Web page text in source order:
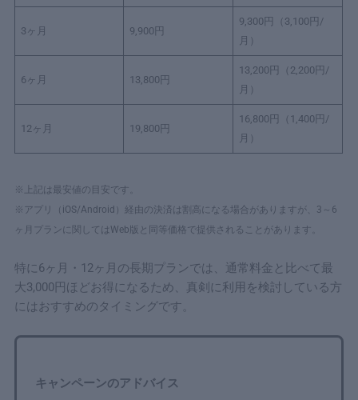
3ヶ月 9,900円
9,300円（3,100円/
月）
6ヶ月 13,800円
13,200円（2,200円/
月）
12ヶ月 19,800円
16,800円（1,400円/
月）
※上記は最安値の目安です。
※アプリ（iOS/Android）経由の決済は割高になる場合がありますが、3～6
ヶ月プランに関してはWeb版と同等価格で提供されることがあります。
特に6ヶ月・12ヶ月の長期プランでは、通常料金と比べて最
大3,000円ほどお得になるため、真剣に利用を検討している方
にはおすすめのタイミングです。
キャンペーンのアドバイス